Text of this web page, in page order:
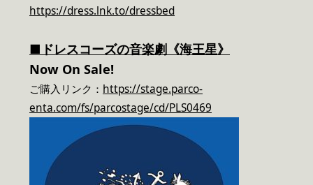
https://dress.lnk.to/dressbed
■ドレスコーズの音楽劇《海王星》
Now On Sale!
ご購入リンク： https://stage.parco-
enta.com/fs/parcostage/cd/PLS0469